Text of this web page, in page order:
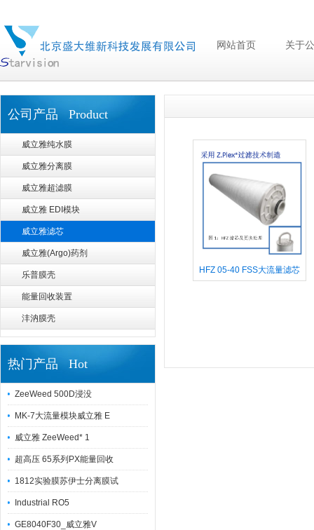
网站首页 关于
公司产品 Product
威立雅纯水膜
威立雅分离膜
威立雅超滤膜
威立雅 EDI模块
威立雅滤芯
威立雅(Argo)药剂
乐普膜壳
能量回收装置
沣汭膜壳
热门产品 Hot
ZeeWeed 500D浸没
MK-7大流量模块威立雅 E
威立雅 ZeeWeed* 1
超高压 65系列PX能量回收
1812实验膜苏伊士分离膜试
Industrial RO5
GE8040F30_威立雅V
HFZ 05-40 FSS大流量滤芯